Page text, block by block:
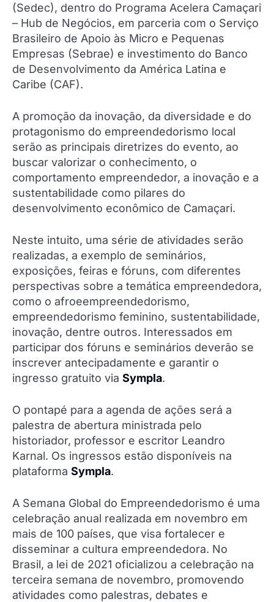
(Sedec), dentro do Programa Acelera Camaçari
– Hub de Negócios, em parceria com o Serviço
Brasileiro de Apoio às Micro e Pequenas
Empresas (Sebrae) e investimento do Banco
de Desenvolvimento da América Latina e
Caribe (CAF).
A promoção da inovação, da diversidade e do
protagonismo do empreendedorismo local
serão as principais diretrizes do evento, ao
buscar valorizar o conhecimento, o
comportamento empreendedor, a inovação e a
sustentabilidade como pilares do
desenvolvimento econômico de Camaçari.
Neste intuito, uma série de atividades serão
realizadas, a exemplo de seminários,
exposições, feiras e fóruns, com diferentes
perspectivas sobre a temática empreendedora,
como o afroeempreendedorismo,
empreendedorismo feminino, sustentabilidade,
inovação, dentre outros. Interessados em
participar dos fóruns e seminários deverão se
inscrever antecipadamente e garantir o
ingresso gratuito via Sympla.
O pontapé para a agenda de ações será a
palestra de abertura ministrada pelo
historiador, professor e escritor Leandro
Karnal. Os ingressos estão disponíveis na
plataforma Sympla.
A Semana Global do Empreendedorismo é uma
celebração anual realizada em novembro em
mais de 100 países, que visa fortalecer e
disseminar a cultura empreendedora. No
Brasil, a lei de 2021 oficializou a celebração na
terceira semana de novembro, promovendo
atividades como palestras, debates e